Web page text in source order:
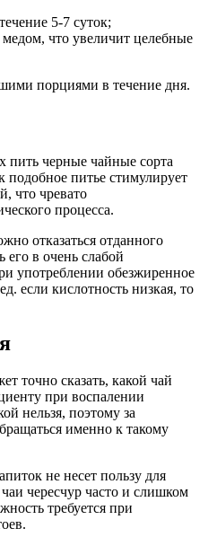
5-7 суток;
что увеличит целебные
порциями в течение дня.
пить черные чайные сорта
подобное питье стимулирует
что чревато
процесса.
отказаться отданного
его в очень слабой
употреблении обезжиренное
если кислотность низкая, то
точно сказать, какой чай
при воспалении
нельзя, поэтому за
именно к такому
не несет пользу для
чересчур часто и слишком
требуется при